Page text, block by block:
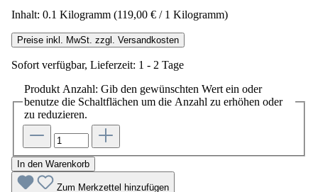
Inhalt: 0.1 Kilogramm (119,00 € / 1 Kilogramm)
Preise inkl. MwSt. zzgl. Versandkosten
Sofort verfügbar, Lieferzeit: 1 - 2 Tage
Produkt Anzahl: Gib den gewünschten Wert ein oder
benutze die Schaltflächen um die Anzahl zu erhöhen oder
zu reduzieren.
In den Warenkorb
Zum Merkzettel hinzufügen